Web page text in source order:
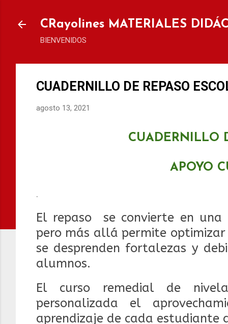
CRayolines MATERIALES
BIENVENIDOS
CUADERNILLO DE REPASO
agosto 13, 2021
CUADERNILLO
APOYO
.
El repaso se convierte en
pero más allá permite
se desprenden fortalezas y
alumnos.
El curso remedial de
personalizada el
aprendizaje de cada estudiante